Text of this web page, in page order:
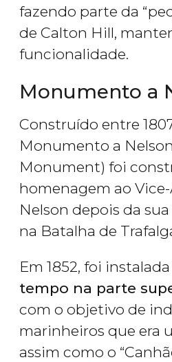
fazendo parte da
de Calton Hill,
funcionalidade.
Monumento a
Construído entre 1807
Monumento a
Monument) foi
homenagem ao
Nelson depois da
na Batalha de
Em 1852, foi instalada
tempo na parte
com o objetivo de
marinheiros que era
assim como o